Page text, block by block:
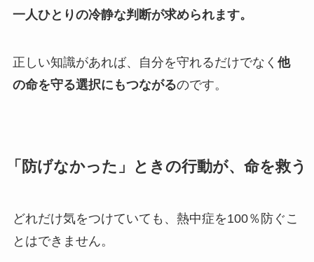
一人ひとりの冷静な判断が求められます。
正しい知識があれば、自分を守れるだけでなく 他
の命を守る選択にもつながるのです。
「防げなかった」ときの行動が、命を救う
どれだけ気をつけていても、熱中症を100％防ぐこ
とはできません。